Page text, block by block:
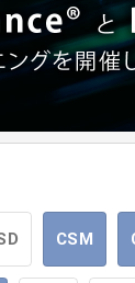
CSM